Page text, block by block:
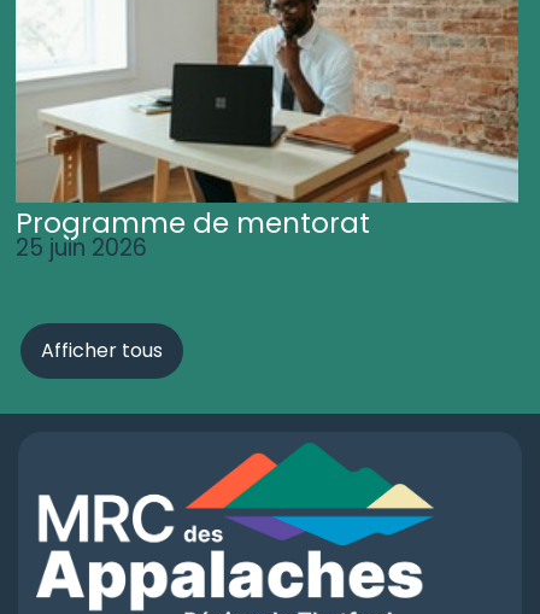
Programme de mentorat
25 juin 2026
Afficher tous